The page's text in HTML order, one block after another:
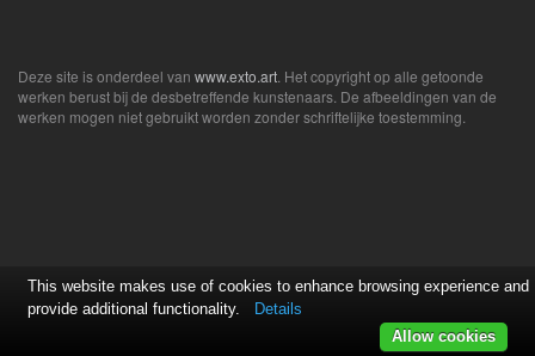
Deze site is onderdeel van www.exto.art . Het copyright op alle getoonde
werken berust bij de desbetreffende kunstenaars. De afbeeldingen van de
werken mogen niet gebruikt worden zonder schriftelijke toestemming.
This website makes use of cookies to enhance browsing experience and
provide additional functionality.
Details
Allow cookies